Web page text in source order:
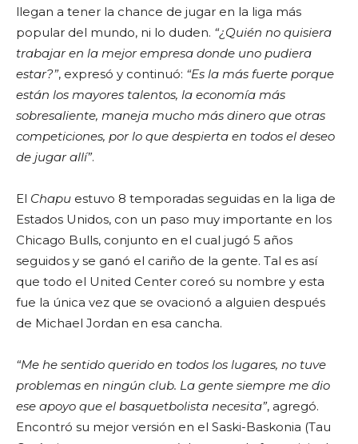
llegan a tener la chance de jugar en la liga más
popular del mundo, ni lo duden. “¿Quién no quisiera
trabajar en la mejor empresa donde uno pudiera
estar?”, expresó y continuó: “Es la más fuerte porque
están los mayores talentos, la economía más
sobresaliente, maneja mucho más dinero que otras
competiciones, por lo que despierta en todos el deseo
de jugar allí”.
El Chapu estuvo 8 temporadas seguidas en la liga de
Estados Unidos, con un paso muy importante en los
Chicago Bulls, conjunto en el cual jugó 5 años
seguidos y se ganó el cariño de la gente. Tal es así
que todo el United Center coreó su nombre y esta
fue la única vez que se ovacionó a alguien después
de Michael Jordan en esa cancha.
“Me he sentido querido en todos los lugares, no tuve
problemas en ningún club. La gente siempre me dio
ese apoyo que el basquetbolista necesita”, agregó.
Encontró su mejor versión en el Saski-Baskonia (Tau